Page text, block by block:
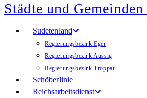
Website
durchsuchen
starten
Städte und
Sudetenland
Regierungsbezirk Eger
Regierungsbezirk Aussig
Regierungsbezirk Troppau
Schöberlinie
Reichsarbeitsdienst